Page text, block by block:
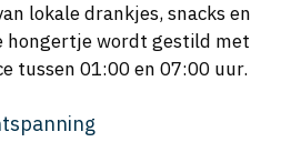
lokale drankjes, snacks en
hongertje wordt gestild met
tussen 01:00 en 07:00 uur.